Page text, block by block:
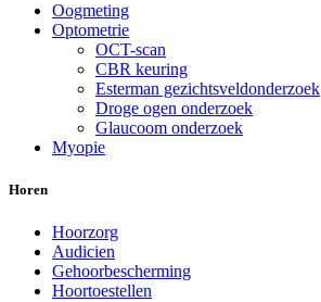
Oogmeting
Optometrie
OCT-scan
CBR keuring
Esterman gezichtsveldonderzoek
Droge ogen onderzoek
Glaucoom onderzoek
Myopie
Horen
Hoorzorg
Audicien
Gehoorbescherming
Hoortoestellen